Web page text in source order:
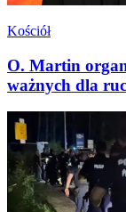
Kościół
O. Martin
ważnych dla